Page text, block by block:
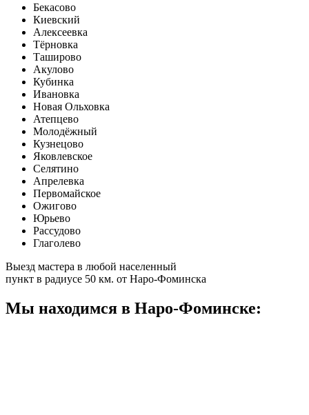
Бекасово
Киевский
Алексеевка
Тёрновка
Таширово
Акулово
Кубинка
Ивановка
Новая Ольховка
Атепцево
Молодёжный
Кузнецово
Яковлевское
Селятино
Апрелевка
Первомайское
Ожигово
Юрьево
Рассудово
Глаголево
Выезд мастера в любой населенный
пункт в радиусе 50 км. от Наро-Фоминска
Мы находимся в Наро-Фоминске: